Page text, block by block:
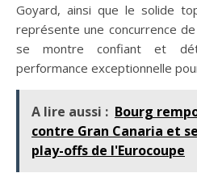
Goyard, ainsi que le solide
représente une concurrence
se montre confiant et
performance exceptionnelle
A lire aussi : Bourg
contre Gran Canaria et
play-offs de l'Eurocoupe